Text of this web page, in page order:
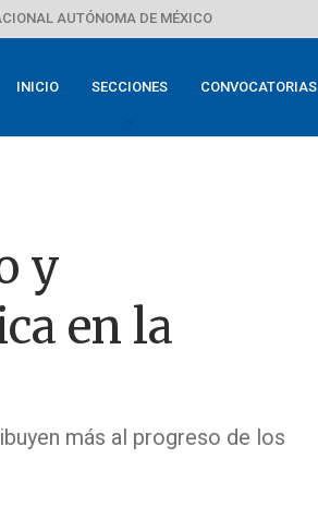
AUTÓNOMA DE MÉXICO
INICIO SECCIONES CONVOCATORIAS
y
en la
más al progreso de los